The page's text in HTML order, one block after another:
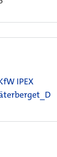
IPEX